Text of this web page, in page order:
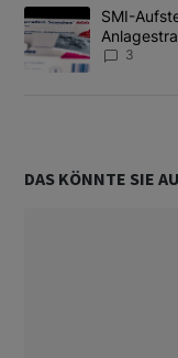
Ein Trendartikel mit
SMI-
3
DAS KÖNNTE SIE